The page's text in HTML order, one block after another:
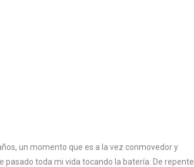
un momento que es a la vez conmovedor y
pasado toda mi vida tocando la batería. De repente